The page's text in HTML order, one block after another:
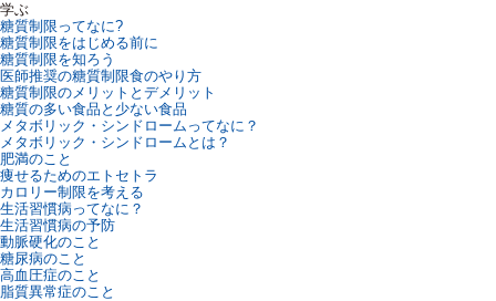
学ぶ
糖質制限ってなに?
糖質制限をはじめる前に
糖質制限を知ろう
医師推奨の糖質制限食のやり方
糖質制限のメリットとデメリット
糖質の多い食品と少ない食品
メタボリック・シンドロームってなに？
メタボリック・シンドロームとは？
肥満のこと
痩せるためのエトセトラ
カロリー制限を考える
生活習慣病ってなに？
生活習慣病の予防
動脈硬化のこと
糖尿病のこと
高血圧症のこと
脂質異常症のこと